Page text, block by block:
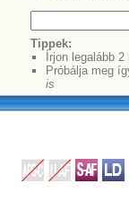
Tippek:
Írjon legalább
Próbálja meg
is